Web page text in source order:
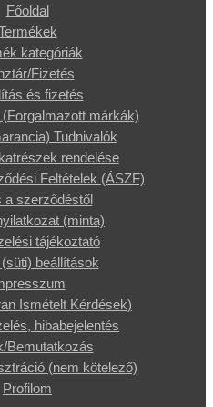
Főoldal
kategóriák
Fizetés
és fizetés
(Forgalmazott márkák)
Tudnivalók
rendelése
Feltételek (ÁSZF)
a szerződéstől
(minta)
tájékoztató
beállítások
Ismételt Kérdések)
hibabejelentés
Bemutatkozás
(nem kötelező)
Profilom